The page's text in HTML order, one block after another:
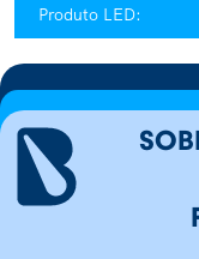
Produto LED: